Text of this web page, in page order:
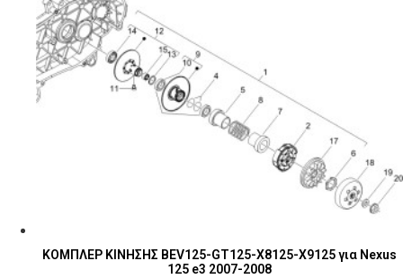
ΚΟΜΠΛΕΡ ΚΙΝΗΣΗΣ BEV125-GT125-X8125-X9125 για Nexus
125 e3 2007-2008